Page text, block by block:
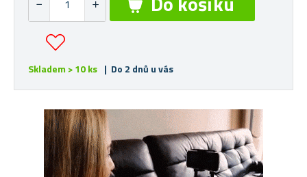
Skladem > 10 ks | Do 2 dnů u vás